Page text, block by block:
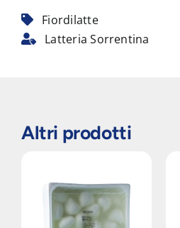
Fiordilatte
Latteria Sorrentina
Altri prodotti